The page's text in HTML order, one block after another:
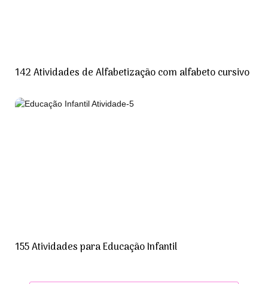
142 Atividades de Alfabetização com alfabeto cursivo
155 Atividades para Educação Infantil